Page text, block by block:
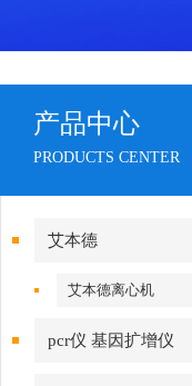
产品中心
PRODUCTS CENTER
艾本德
艾本德离心机
pcr仪 基因扩增仪